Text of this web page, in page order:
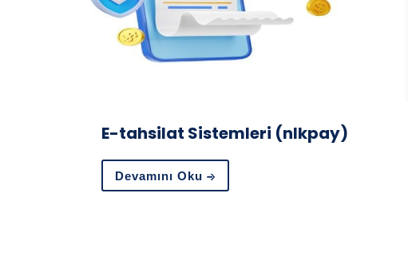
E-tahsilat Sistemleri (nlkpay)
Devamını Oku